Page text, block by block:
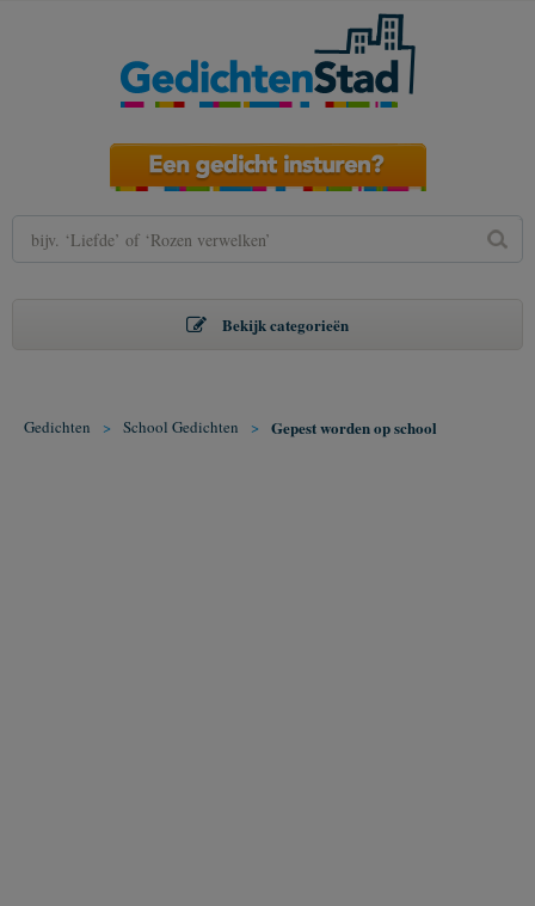
Bekijk categorieën
Gedichten > School Gedichten > Gepest worden op school